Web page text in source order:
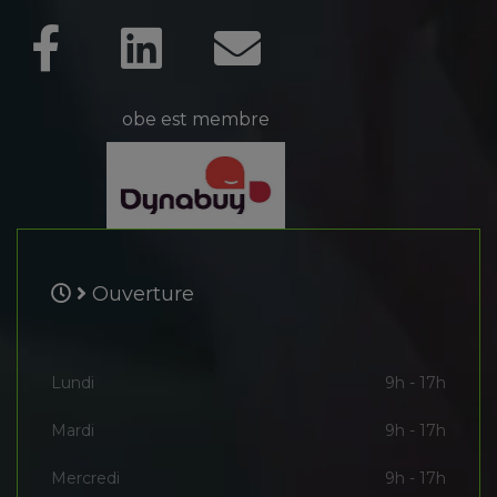
obe est membre
Ouverture
Lundi 9h - 17h
Mardi 9h - 17h
Mercredi 9h - 17h